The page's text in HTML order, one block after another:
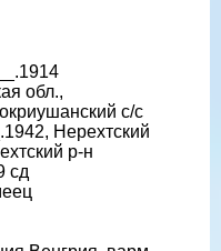
обл.,
с/с
Нерехтский
р-н
сд